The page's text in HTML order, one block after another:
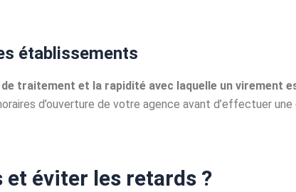
établissements
traitement et la rapidité avec laquelle un virement
d’ouverture de votre agence avant d’effectuer une
éviter les retards ?